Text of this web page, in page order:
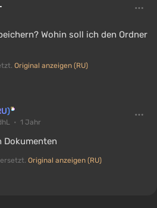
Wohin soll ich den Ordner
Original anzeigen (RU)
1 Jahr
Dokumenten
Original anzeigen (RU)